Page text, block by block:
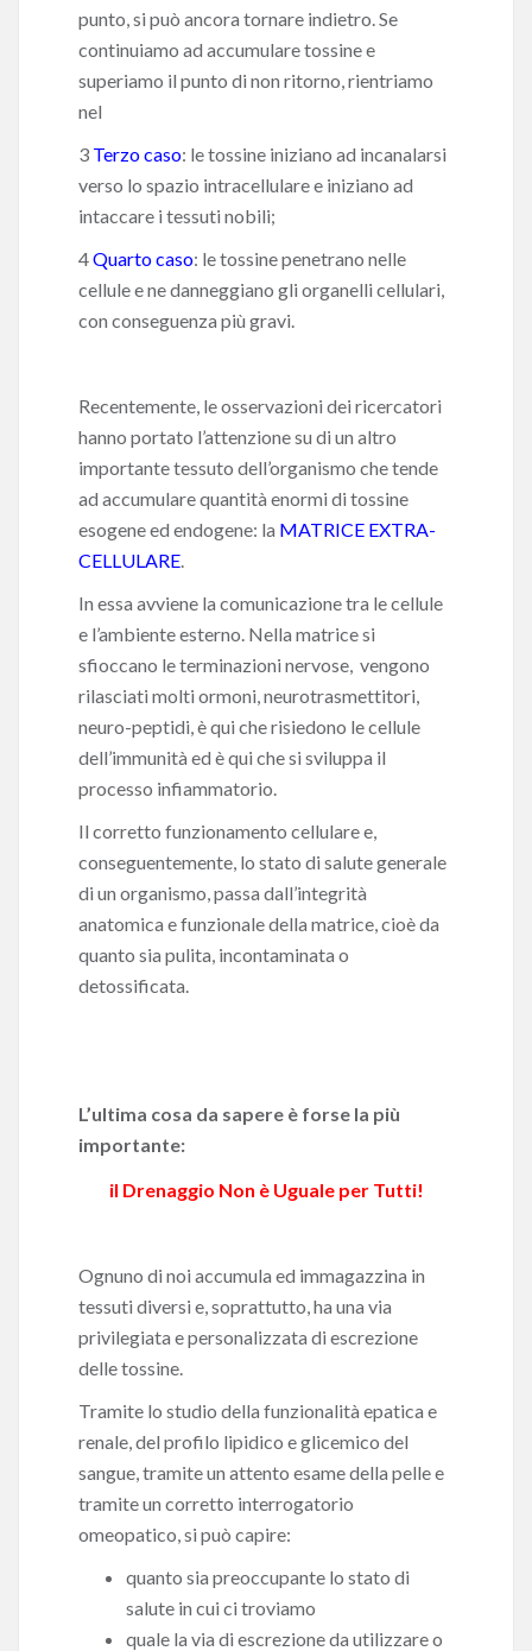
punto, si può ancora tornare indietro. Se
continuiamo ad accumulare tossine e
superiamo il punto di non ritorno, rientriamo
nel
3 Terzo caso: le tossine iniziano ad incanalarsi
verso lo spazio intracellulare e iniziano ad
intaccare i tessuti nobili;
4Quarto caso: le tossine penetrano nelle
cellule e ne danneggiano gli organelli cellulari,
con conseguenza più gravi.
Recentemente, le osservazioni dei ricercatori
hanno portato l’attenzione su di un altro
importante tessuto dell’organismo che tende
ad accumulare quantità enormi di tossine
esogene ed endogene: la MATRICE EXTRA-
CELLULARE.
In essa avviene la comunicazione tra le cellule
e l’ambiente esterno. Nella matrice si
sfioccano le terminazioni nervose, vengono
rilasciati molti ormoni, neurotrasmettitori,
neuro-peptidi, è qui che risiedono le cellule
dell’immunità ed è qui che si sviluppa il
processo infiammatorio.
Il corretto funzionamento cellulare e,
conseguentemente, lo stato di salute generale
di un organismo, passa dall’integrità
anatomica e funzionale della matrice, cioè da
quanto sia pulita, incontaminata o
detossificata.
L’ultima cosa da sapere è forse la più
importante:
il Drenaggio Non è Uguale per Tutti!
Ognuno di noi accumula ed immagazzina in
tessuti diversi e, soprattutto, ha una via
privilegiata e personalizzata di escrezione
delle tossine.
Tramite lo studio della funzionalità epatica e
renale, del profilo lipidico e glicemico del
sangue, tramite un attento esame della pelle e
tramite un corretto interrogatorio
omeopatico, si può capire:
quanto sia preoccupante lo stato di
salute in cui ci troviamo
quale la via di escrezione da utilizzare o